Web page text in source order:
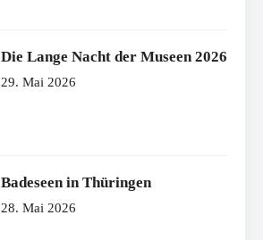
Die Lange Nacht der Museen 2026
29. Mai 2026
Badeseen in Thüringen
28. Mai 2026